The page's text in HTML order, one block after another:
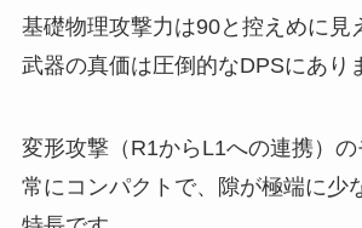
基礎物理攻撃力は90と控えめに見
武器の真価は圧倒的なDPSにあり
変形攻撃（R1からL1への連携）
常にコンパクトで、隙が極端に少